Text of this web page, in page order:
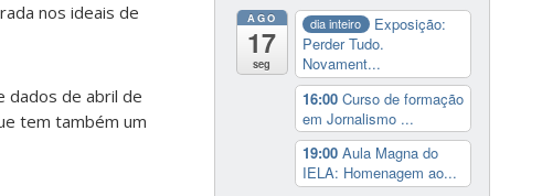
nos ideais de
dados de abril de
tem também um
AGO
17
seg
dia inteiro
Exposição:
Perder Tudo.
Novament...
16:00 Curso de formação
em Jornalismo ...
19:00 Aula Magna do
IELA: Homenagem ao...